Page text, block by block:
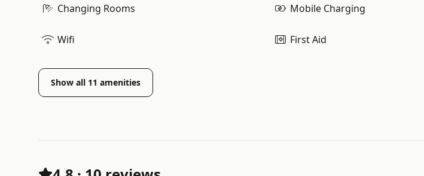
Changing Rooms Mobile Charging
Wifi First Aid
Show all 11 amenities